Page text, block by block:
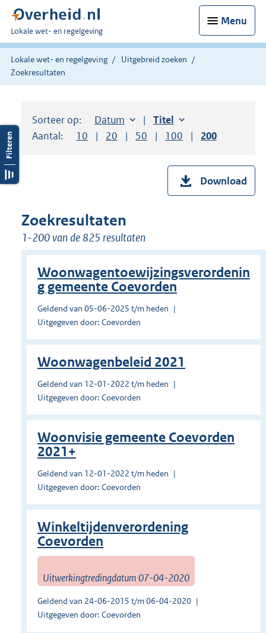
Menu
U
bent
hier:
Lokale wet- en regelgeving
Lokale wet- en regelgeving
Uitgebreid zoeken
Zoekresultaten
Sorteer op: Sorteer op:
Datum aflopendSorteer op:
Titel oplopend
Aantal:
Toon
10 resultaten per pagina
Toon
20 resultaten per pagina
Toon
50 resultaten per pagina
Toon
100 resultaten per
Toon
200
Download
Zoekresultaten
1-200 van de 825 resultaten
Woonwagentoewijzingsverordenin
g gemeente Coevorden
Geldend van 05-06-2025 t/m heden
Uitgegeven door: Coevorden
Woonwagenbeleid 2021
Geldend van 12-01-2022 t/m heden
Uitgegeven door: Coevorden
Woonvisie gemeente Coevorden
2021+
Geldend van 12-01-2022 t/m heden
Uitgegeven door: Coevorden
Winkeltijdenverordening
Coevorden
Uitwerkingtredingdatum 07-04-2020
Geldend van 24-06-2015 t/m 06-04-2020
Uitgegeven door: Coevorden